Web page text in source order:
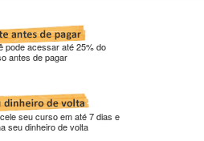
pode acessar até 25% do
antes de pagar
seu curso em até 7 dias e
seu dinheiro de volta